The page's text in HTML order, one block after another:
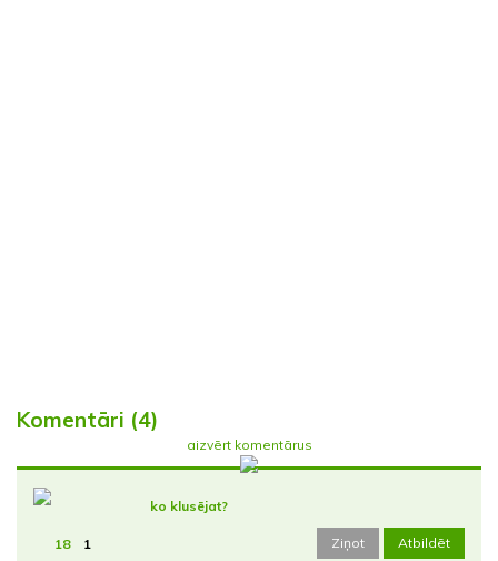
Komentāri (4)
aizvērt komentārus
18 1
ko klusējat?
Ziņot Atbildēt